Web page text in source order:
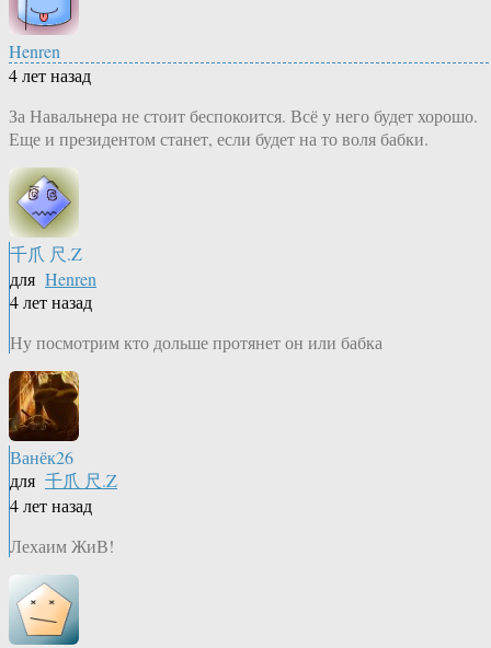
Henren
4 лет назад
За Навальнера не стоит беспокоится. Всё у него будет хорошо.
Еще и президентом станет, если будет на то воля бабки.
千爪 尺.Z
для Henren
4 лет назад
Ну посмотрим кто дольше протянет он или бабка
Ванёк26
для 千爪 尺.Z
4 лет назад
Лехаим ЖиВ!